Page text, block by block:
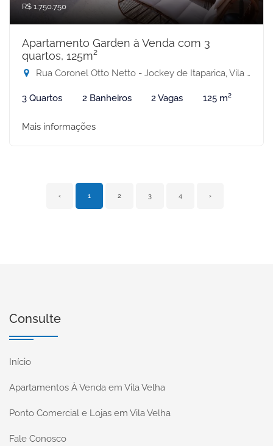
R$ 1.750.750
Apartamento Garden à Venda com 3
quartos, 125m²
Rua Coronel Otto Netto - Jockey de Itaparica, Vila Velha-ES
3 Quartos 2 Banheiros 2 Vagas 125 m²
Mais informações
‹ 1 2 3 4 ›
Consulte
Início
Apartamentos À Venda em Vila Velha
Ponto Comercial e Lojas em Vila Velha
Fale Conosco